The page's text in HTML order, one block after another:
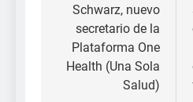
entradas
Schwarz, nuevo
secretario de la
Plataforma One
Health (Una Sola
Salud)